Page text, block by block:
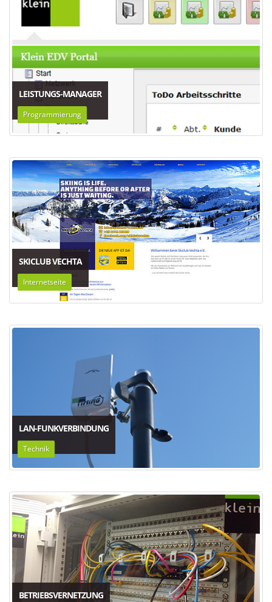
LEISTUNGS-MANAGER
Programmierung
SKICLUB VECHTA
Internetseite
LAN-FUNKVERBINDUNG
Technik
BETRIEBSVERNETZUNG